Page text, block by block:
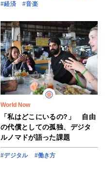
#経済
#音楽
World Now
「私はどこにいるの?」 自由
の代償としての孤独、デジタ
ルノマドが語った課題
#デジタル #働き方